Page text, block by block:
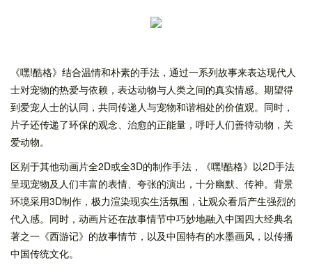
《嘿!酷格》结合温情和朴素的手法，通过一系列故事来表达现代人
士对宠物的热爱与依赖，表达动物与人类之间的真实情感。期望得
到爱宠人士的认同，共同传递人与宠物和谐相处的价值观。同时，
片子还传递了环保的观念、治愈的正能量，呼吁人们善待动物，关
爱动物。
区别于其他动画片全2D或全3D的制作手法，《嘿!酷格》以2D手法
呈现宠物及人们丰富的表情、夸张的演出，十分幽默、传神。背景
环境采用3D制作，极力渲染现实生活氛围，让观众看后产生强烈的
代入感。同时，动画片还在故事情节中巧妙地融入中国四大经典名
著之一《西游记》的故事情节，以及中国特有的水墨画风，以传播
中国传统文化。